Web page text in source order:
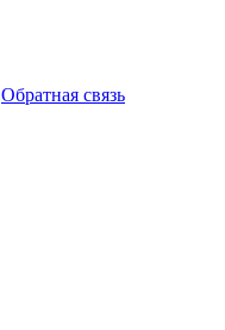
Обратная связь